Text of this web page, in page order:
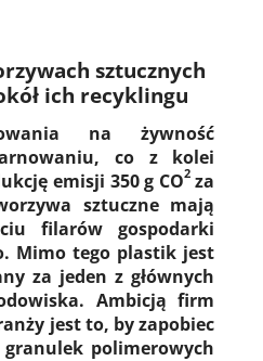
sztucznych
ich recyklingu
na żywność
co z kolei
emisji 350 g CO2za
sztuczne mają
filarów gospodarki
Mimo tego plastik jest
za jeden z głównych
Ambicją firm
jest to, by zapobiec
polimerowych